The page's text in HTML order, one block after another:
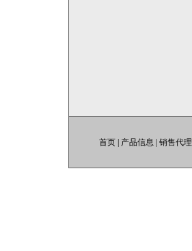
首页| 产品信息 销售代理